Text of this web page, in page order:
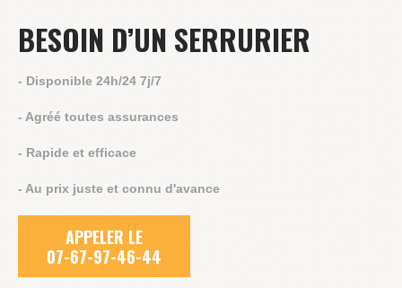
BESOIN D’UN SERRURIER
- Disponible 24h/24 7j/7
- Agréé toutes assurances
- Rapide et efficace
- Au prix juste et connu d'avance
APPELER LE
07-67-97-46-44